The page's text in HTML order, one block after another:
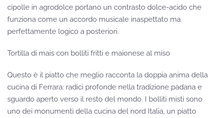
cipolle in agrodolce portano un contrasto dolce-acido che
funziona come un accordo musicale inaspettato ma
perfettamente logico a posteriori.
Tortilla di mais con bolliti fritti e maionese al miso
Questo è il piatto che meglio racconta la doppia anima della
cucina di Ferrara: radici profonde nella tradizione padana e
sguardo aperto verso il resto del mondo. I bolliti misti sono
uno dei monumenti della cucina del nord Italia, un piatto